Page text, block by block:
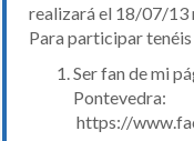
realizará el 18/07/13
Para participar
Ser fan de mi
Pontevedra:
https://